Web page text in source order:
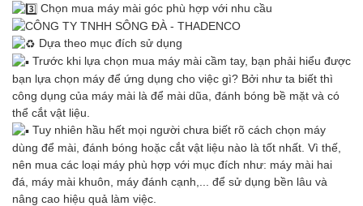
Chọn mua máy mài góc phù hợp với nhu cầu
Dựa theo mục đích sử dụng
Trước khi lựa chọn mua máy mài cầm tay, bạn phải hiểu được
bạn lựa chọn máy để ứng dụng cho việc gì? Bởi như ta biết thì
công dụng của máy mài là để mài dũa, đánh bóng bề mặt và có
thể cắt vật liệu.
Tuy nhiên hầu hết mọi người chưa biết rõ cách chọn máy
dùng để mài, đánh bóng hoặc cắt vật liệu nào là tốt nhất. Vì thế,
nên mua các loại máy phù hợp với mục đích như: máy mài hai
đá, máy mài khuôn, máy đánh cạnh,... để sử dụng bền lâu và
nâng cao hiệu quả làm việc.